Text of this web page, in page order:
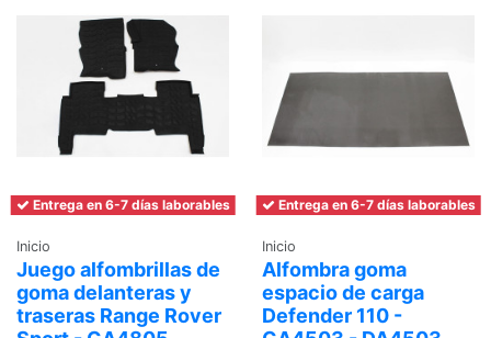
Entrega en 6-7 días laborables
Inicio
Juego alfombrillas de
goma delanteras y
traseras Range Rover
Entrega en 6-7 días laborables
Inicio
Alfombra goma
espacio de carga
Defender 110 -